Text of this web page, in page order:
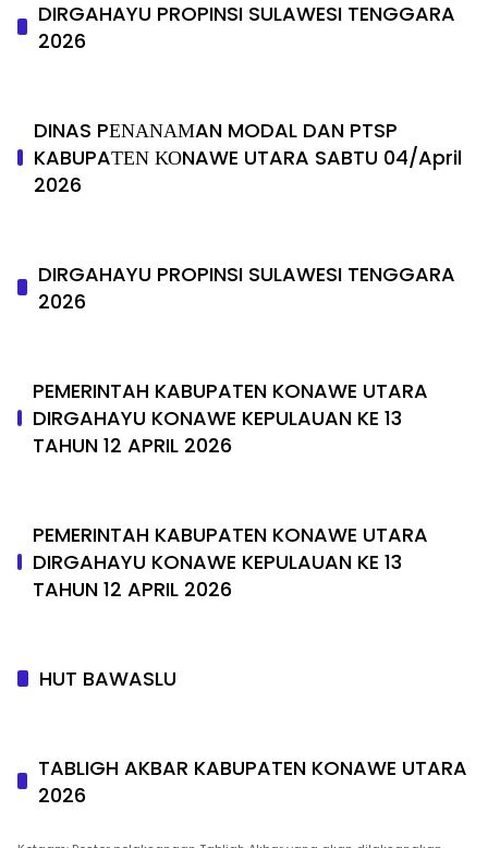
DIRGAHAYU PROPINSI SULAWESI TENGGARA
2026
DINAS PΕΝΑΝΑΜAN MODAL DAN PTSP
KABUPAΤΕΝ ΚΟNAWE UTARA SABTU 04/April
2026
DIRGAHAYU PROPINSI SULAWESI TENGGARA
2026
PEMERINTAH KABUPATEN KONAWE UTARA
DIRGAHAYU KONAWE KEPULAUAN KE 13
TAHUN 12 APRIL 2026
PEMERINTAH KABUPATEN KONAWE UTARA
DIRGAHAYU KONAWE KEPULAUAN KE 13
TAHUN 12 APRIL 2026
HUT BAWASLU
TABLIGH AKBAR KABUPATEN KONAWE UTARA
2026